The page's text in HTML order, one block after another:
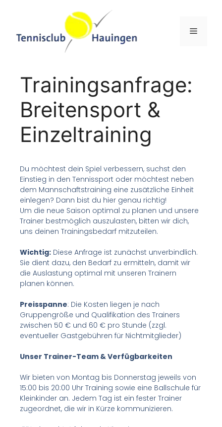
Trainingsanfrage:
Breitensport &
Einzeltraining
Du möchtest dein Spiel verbessern, suchst den
Einstieg in den Tennissport oder möchtest neben
dem Mannschaftstraining eine zusätzliche Einheit
einlegen? Dann bist du hier genau richtig!
Um die neue Saison optimal zu planen und unsere
Trainer bestmöglich auszulasten, bitten wir dich,
uns deinen Trainingsbedarf mitzuteilen.
Wichtig: Diese Anfrage ist zunächst unverbindlich.
Sie dient dazu, den Bedarf zu ermitteln, damit wir
die Auslastung optimal mit unseren Trainern
planen können.
Preisspanne: Die Kosten liegen je nach
Gruppengröße und Qualifikation des Trainers
zwischen 50 € und 60 € pro Stunde (zzgl.
eventueller Gastgebühren für Nichtmitglieder)
Unser Trainer-Team & Verfügbarkeiten
Wir bieten von Montag bis Donnerstag jeweils von
15:00 bis 20:00 Uhr Training sowie eine Ballschule für
Kleinkinder an. Jedem Tag ist ein fester Trainer
zugeordnet, die wir in Kürze kommunizieren.